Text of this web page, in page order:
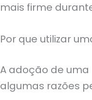
mais firme
Por que utilizar
A adoção de
algumas razões